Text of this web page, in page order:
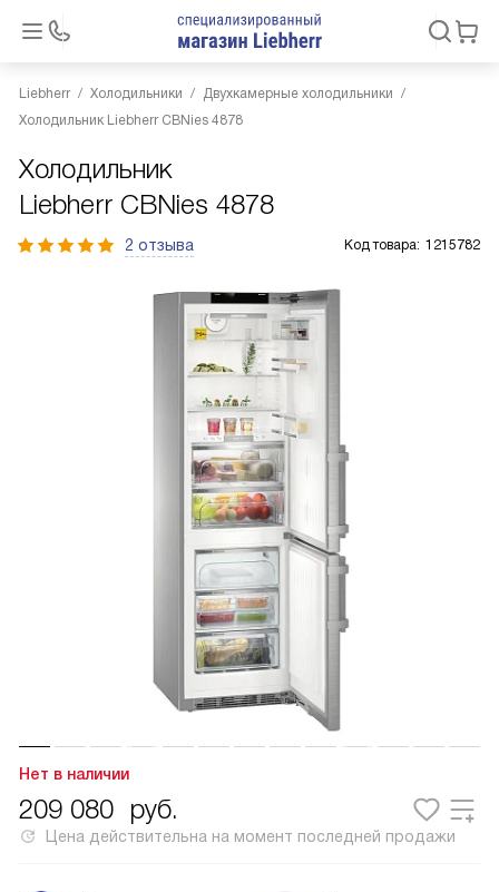
Liebherr Холодильники
Двухкамерные холодильники
Холодильник Liebherr CBNies 4878
Холодильник
Liebherr CBNies 4878
2 отзыва Код товара: 1215782
Нет в наличии
209 080 руб.
Цена действительна на момент последней продажи